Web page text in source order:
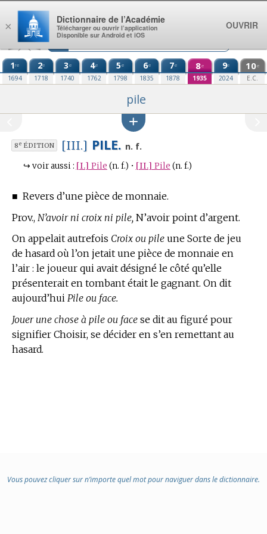
Aller au contenu
1re
1694
2e
1718
3e
1740
4e
1762
5e
1798
6e
1835
7e
1878
8e
1935
9e
2024
10e
E.C.
pile
8eÉDITION [III.] PILE. n. f.
↪ voir aussi : [I.] Pile (n. f.) • [II.] Pile (n. f.)
■ Revers d’une pièce de monnaie.
Prov., N’avoir ni croix ni pile, N’avoir point d’argent.
On appelait autrefois Croix ou pile une Sorte de jeu
de hasard où l’on jetait une pièce de monnaie en
l’air : le joueur qui avait désigné le côté qu’elle
présenterait en tombant était le gagnant. On dit
aujourd’hui Pile ou face.
Jouer une chose à pile ou face se dit au figuré pour
signifier Choisir, se décider en s’en remettant au
hasard.
Vous pouvez cliquer sur n’importe quel mot pour naviguer dans le dictionnaire.
×
Dictionnaire de l’Académie
Télécharger ou ouvrir l’application
Disponible sur Android et iOS
OUVRIR